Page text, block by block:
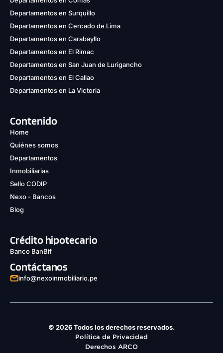
Departamentos en Surquillo
Departamentos en Cercado de Lima
Departamentos en Carabayllo
Departamentos en El Rimac
Departamentos en San Juan de Lurigancho
Departamentos en El Callao
Departamentos en La Victoria
Contenido
Home
Quiénes somos
Departamentos
Inmobiliarias
Sello CODIP
Nexo - Bancos
Blog
Crédito hipotecario
Banco BanBif
Contáctanos
info@nexoinmobiliario.pe
© 2026 Todos los derechos reservados.
Política de Privacidad
Derechos ARCO